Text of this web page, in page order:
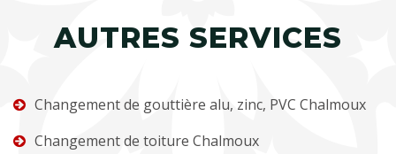
AUTRES SERVICES
Changement de gouttière alu, zinc, PVC Chalmoux
Changement de toiture Chalmoux